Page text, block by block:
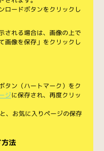
ロードボタンをクリックし
される場合は、画像の上で
画像を保存」をクリックし
タン（ハートマーク）をク
ジに保存され、再度クリッ
、お気に入りページの保存
法